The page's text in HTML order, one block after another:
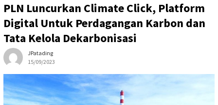
PLN Luncurkan Climate Click, Platform
Digital Untuk Perdagangan Karbon dan
Tata Kelola Dekarbonisasi
JPatading
15/09/2023